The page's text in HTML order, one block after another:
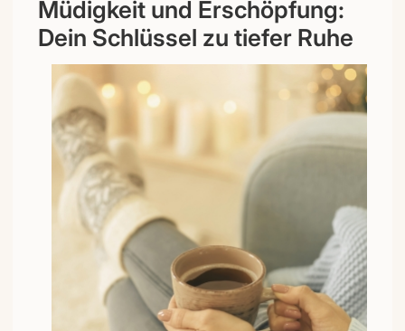
Müdigkeit und Erschöpfung:
Dein Schlüssel zu tiefer Ruhe